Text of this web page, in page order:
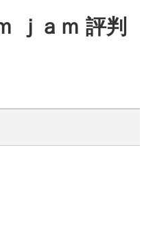
ｊａｍ 評判